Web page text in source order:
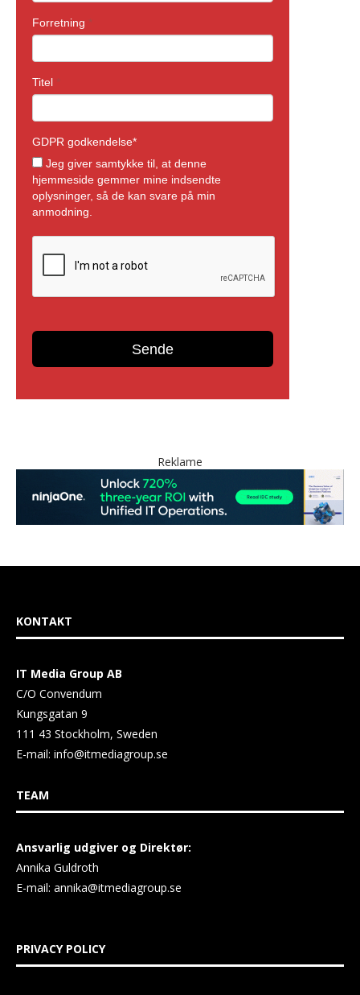
Reklame
KONTAKT
IT Media Group AB
C/O Convendum
Kungsgatan 9
111 43 Stockholm, Sweden
E-mail: info@itmediagroup.se
TEAM
Ansvarlig udgiver og Direktør:
Annika Guldroth
E-mail: annika@itmediagroup.se
PRIVACY POLICY